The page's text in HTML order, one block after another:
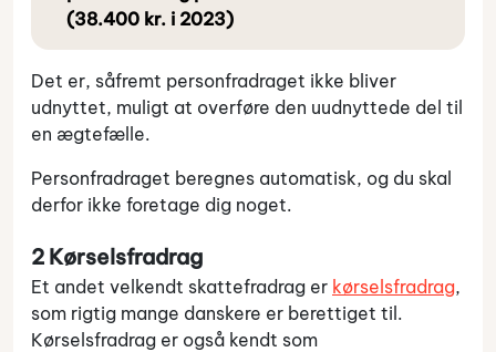
(38.400 kr. i 2023)
Det er, såfremt personfradraget ikke bliver
udnyttet, muligt at overføre den uudnyttede del til
en ægtefælle.
Personfradraget beregnes automatisk, og du skal
derfor ikke foretage dig noget.
2 Kørselsfradrag
Et andet velkendt skattefradrag er kørselsfradrag,
som rigtig mange danskere er berettiget til.
Kørselsfradrag er også kendt som